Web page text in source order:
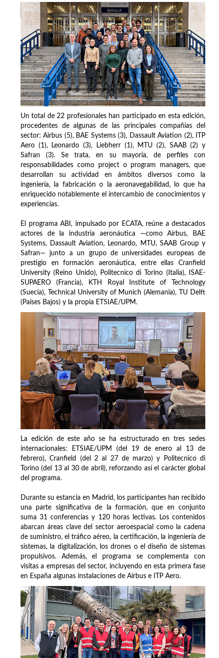
Un total de 22 profesionales han participado en esta edición,
procedentes de algunas de las principales compañías del
sector: Airbus (5), BAE Systems (3), Dassault Aviation (2), ITP
Aero (1), Leonardo (3), Liebherr (1), MTU (2), SAAB (2) y
Safran (3). Se trata, en su mayoría, de perfiles con
responsabilidades como project o program managers, que
desarrollan su actividad en ámbitos diversos como la
ingeniería, la fabricación o la aeronavegabilidad, lo que ha
enriquecido notablemente el intercambio de conocimientos y
experiencias.
El programa ABI, impulsado por ECATA, reúne a destacados
actores de la industria aeronáutica —como Airbus, BAE
Systems, Dassault Aviation, Leonardo, MTU, SAAB Group y
Safran— junto a un grupo de universidades europeas de
prestigio en formación aeronáutica, entre ellas Cranfield
University (Reino Unido), Politecnico di Torino (Italia), ISAE-
SUPAERO (Francia), KTH Royal Institute of Technology
(Suecia), Technical University of Munich (Alemania), TU Delft
(Países Bajos) y la propia ETSIAE/UPM.
La edición de este año se ha estructurado en tres sedes
internacionales: ETSIAE/UPM (del 19 de enero al 13 de
febrero), Cranfield (del 2 al 27 de marzo) y Politecnico di
Torino (del 13 al 30 de abril), reforzando así el carácter global
del programa.
Durante su estancia en Madrid, los participantes han recibido
una parte significativa de la formación, que en conjunto
suma 31 conferencias y 120 horas lectivas. Los contenidos
abarcan áreas clave del sector aeroespacial como la cadena
de suministro, el tráfico aéreo, la certificación, la ingeniería de
sistemas, la digitalización, los drones o el diseño de sistemas
propulsivos. Además, el programa se complementa con
visitas a empresas del sector, incluyendo en esta primera fase
en España algunas instalaciones de Airbus e ITP Aero.